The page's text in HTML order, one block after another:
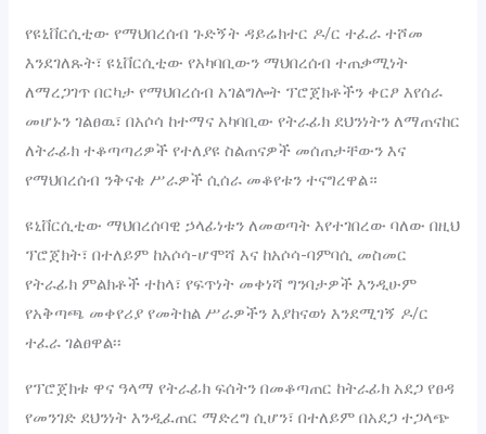
የዩኒቨርሲቲው የማህበረሰብ ጉድኝት ዳይሬክተር ዶ/ር ተፈራ ተሾመ
እንደገለጹት፣ ዩኒቨርሲቲው የአካባቢውን ማህበረሰብ ተጠቃሚነት
ለማረጋገጥ በርካታ የማህበረሰብ አገልግሎት ፕሮጀክቶችን ቀርፆ እየሰራ
መሆኑን ገልፀዉ፣ በአሶሳ ከተማና አካባቢው የትራፊክ ደህንነትን ለማጠናከር
ለትራፊክ ተቆጣጣሪዎች የተለያዩ ስልጠናዎች መሰጠታቸውን እና
የማህበረሰብ ንቅናቄ ሥራዎች ሲሰራ መቆየቱን ተናግረዋል።
ዩኒቨርሲቲው ማህበረሰባዊ ኃላፊነቱን ለመወጣት እየተገበረው ባለው በዚህ
ፕሮጀክት፣ በተለይም ከአሶሳ-ሆሞሻ እና ከአሶሳ-ባምባሲ መስመር
የትራፊክ ምልክቶች ተከላ፣ የፍጥነት መቀነሻ ግንባታዎች እንዲሁም
የአቅጣጫ መቀየሪያ የመትከል ሥራዎችን እያከናወነ እንደሚገኝ ዶ/ር
ተፈራ ገልፀዋል፡፡
የፕሮጀክቱ ዋና ዓላማ የትራፊክ ፍሰትን በመቆጣጠር ከትራፊክ አደጋ የፀዳ
የመንገድ ደህንነት እንዲፈጠር ማድረግ ሲሆን፣ በተለይም በአደጋ ተጋላጭ